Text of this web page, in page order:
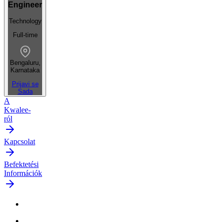
Engineer
Technology
Full-time
Bengaluru,
Karnataka
Prijavi se
Sada
A
Kwalee-
ról
Kapcsolat
Befektetési
Információk